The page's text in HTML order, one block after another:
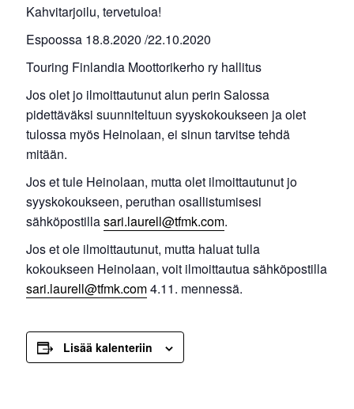
Kahvitarjoilu, tervetuloa!
Espoossa 18.8.2020 /22.10.2020
Touring Finlandia Moottorikerho ry hallitus
Jos olet jo ilmoittautunut alun perin Salossa
pidettäväksi suunniteltuun syyskokoukseen ja olet
tulossa myös Heinolaan, ei sinun tarvitse tehdä
mitään.
Jos et tule Heinolaan, mutta olet ilmoittautunut jo
syyskokoukseen, peruthan osallistumisesi
sähköpostillasari.laurell@tfmk.com.
Jos et ole ilmoittautunut, mutta haluat tulla
kokoukseen Heinolaan, voit ilmoittautua sähköpostilla
sari.laurell@tfmk.com4.11. mennessä.
Lisää kalenteriin